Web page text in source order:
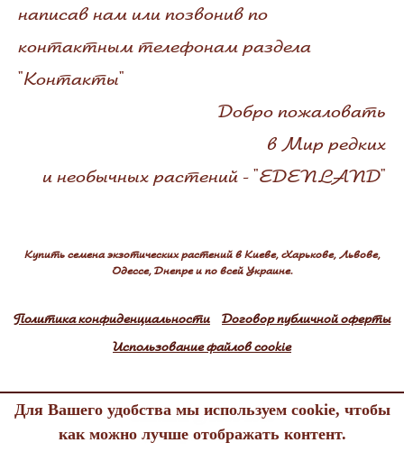
написав нам или позвонив по
контактным телефонам раздела
"Контакты"
Добро пожаловать
в Мир редких
и необычных растений - "EDENLAND"
Купить семена экзотических растений в Киеве, Харькове, Львове,
Одессе, Днепре и по всей Украине.
Политика конфиденциальности
Договор публичной оферты
Использование файлов cookie
Edenland © 2005-2026
All rights reserved
Для Вашего удобства мы используем cookie, чтобы
как можно лучше отображать контент.